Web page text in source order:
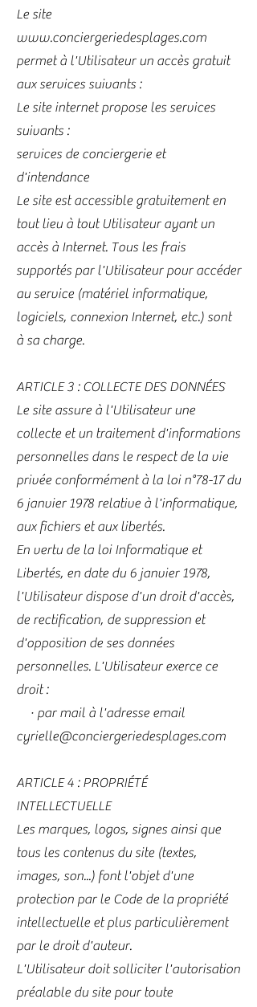
Le site
www.conciergeriedesplages.com
permet à l'Utilisateur un accès gratuit
aux services suivants :
Le site internet propose les services
suivants :
services de conciergerie et
d'intendance
Le site est accessible gratuitement en
tout lieu à tout Utilisateur ayant un
accès à Internet. Tous les frais
supportés par l'Utilisateur pour accéder
au service (matériel informatique,
logiciels, connexion Internet, etc.) sont
à sa charge.
ARTICLE 3 : COLLECTE DES DONNÉES
Le site assure à l'Utilisateur une
collecte et un traitement d'informations
personnelles dans le respect de la vie
privée conformément à la loi n°78-17 du
6 janvier 1978 relative à l'informatique,
aux fichiers et aux libertés.
En vertu de la loi Informatique et
Libertés, en date du 6 janvier 1978,
l'Utilisateur dispose d'un droit d'accès,
de rectification, de suppression et
d'opposition de ses données
personnelles. L'Utilisateur exerce ce
droit :
· par mail à l'adresse email
cyrielle@conciergeriedesplages.com
ARTICLE 4 : PROPRIÉTÉ
INTELLECTUELLE
Les marques, logos, signes ainsi que
tous les contenus du site (textes,
images, son...) font l'objet d'une
protection par le Code de la propriété
intellectuelle et plus particulièrement
par le droit d'auteur.
L'Utilisateur doit solliciter l'autorisation
préalable du site pour toute